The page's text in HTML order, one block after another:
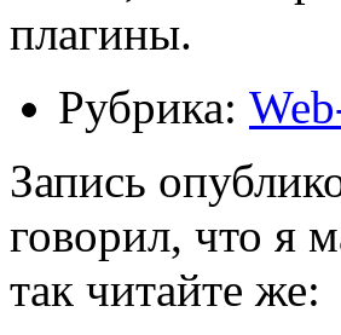
плагины.
Рубрика:
Запись
говорил, что я
так читайте же: